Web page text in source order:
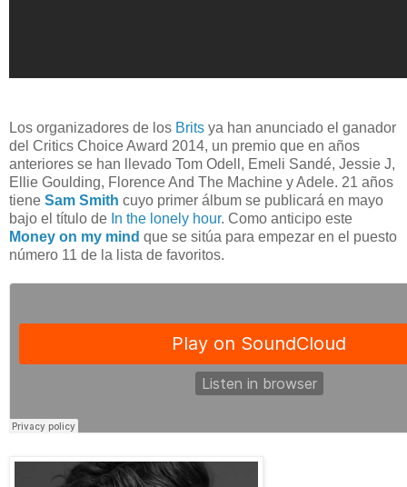
Los organizadores de los Brits ya han anunciado el ganador
del Critics Choice Award 2014, un premio que en años
anteriores se han llevado Tom Odell, Emeli Sandé, Jessie J,
Ellie Goulding, Florence And The Machine y Adele. 21 años
tiene Sam Smith cuyo primer álbum se publicará en mayo
bajo el título de In the lonely hour. Como anticipo este
Money on my mind que se sitúa para empezar en el puesto
número 11 de la lista de favoritos.